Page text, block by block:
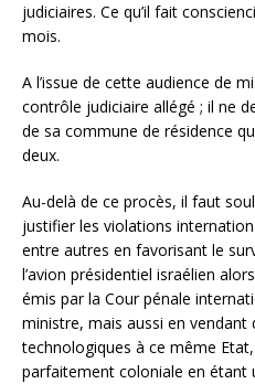
judiciaires. Ce qu’il fait
mois.
A l’issue de cette audience de
contrôle judiciaire allégé ; il ne
de sa commune de résidence
deux.
Au-delà de ce procès, il faut
justifier les violations
entre autres en favorisant le
l’avion présidentiel israélien
émis par la Cour pénale
ministre, mais aussi en
technologiques à ce même
parfaitement coloniale en étant